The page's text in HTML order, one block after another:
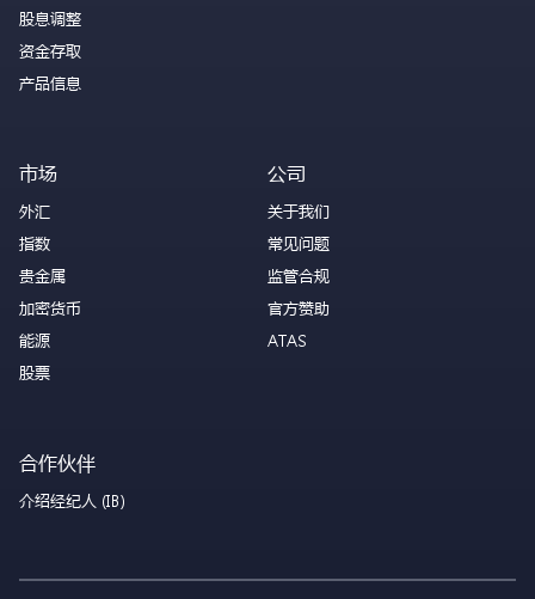
股息调整
资金存取
产品信息
市场
外汇
指数
贵金属
加密货币
能源
股票
公司
关于我们
常见问题
监管合规
官方赞助
ATAS
合作伙伴
介绍经纪人 (IB)